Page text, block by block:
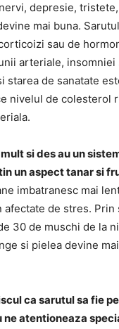
depresie,
mai buna.
sau de
arteriale, insomniei
starea de sanatate
nivelul de colesterol
si des au un
un aspect tanar si
imbatranesc mai
de stres. Prin
30 de muschi de la
si pielea devine
ca sarutul sa fie
ne atentioneaza